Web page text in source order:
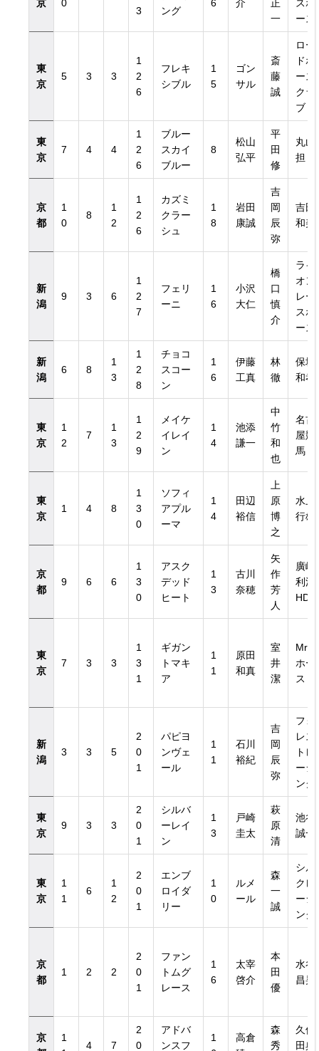
京
0
3
ング
6
介
正
一
スホ
ース
東
京
5 3 3
1
2
6
フレキ
シブル
1
5
ゴン
サル
斎
藤
誠
ロー
ドホ
ース
クラ
ブ
東
京
7 4 4
1
2
6
ブルー
スカイ
ブルー
8
松山
弘平
平
田
修
丸山
担
京
都
1
0
8
1
2
1
2
6
カズミ
クラー
シュ
1
8
岩田
康誠
吉
岡
辰
弥
吉田
和美
新
潟
9 3 6
1
2
7
フェリ
ーニ
1
6
小沢
大仁
橋
口
慎
介
ライ
オン
レー
スホ
ース
新
潟
6 8
1
3
1
2
8
チョコ
スコー
ン
1
6
伊藤
工真
林
徹
保坂
和孝
東
京
1
2
7
1
3
1
2
9
メイケ
イレイ
ン
1
4
池添
謙一
中
竹
和
也
名古
屋競
馬
東
京
1 4 8
1
3
0
ソフィ
アプル
ーマ
1
4
田辺
裕信
上
原
博
之
水上
行雄
京
都
9 6 6
1
3
0
アスク
デッド
ヒート
1
3
古川
奈穂
矢
作
芳
人
廣崎
利洋
HD
東
京
7 3 3
1
3
1
ギガン
トマキ
ア
1
1
原田
和真
室
井
潔
Mr.
ホー
ス
新
潟
3 3 5
2
0
1
パピヨ
ンヴェ
ール
1
1
石川
裕紀
吉
岡
辰
弥
フォ
レス
トレ
ーシ
ング
東
京
9 3 3
2
0
1
シルバ
ーレイ
ン
1
3
戸崎
圭太
萩
原
清
池谷
誠一
東
京
1
1
6
1
2
2
0
1
エンブ
ロイダ
リー
1
0
ルメ
ール
森
一
誠
シル
クレ
ーシ
ング
京
都
1 2 2
2
0
1
ファン
トムグ
レース
1
6
太宰
啓介
本
田
優
水谷
昌晃
京
1
4 7
2
0
アドバ
ンスフ
1
高倉
森
秀
久保
田典